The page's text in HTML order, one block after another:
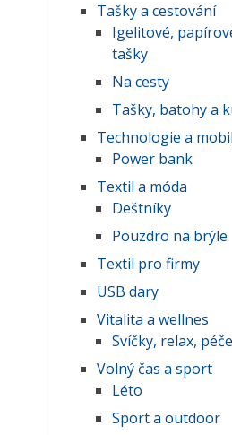
Tašky a cestování
Igelitové,
tašky
Na cesty
Tašky, batohy a
Technologie a
Power bank
Textil a móda
Deštníky
Pouzdro na brýle
Textil pro firmy
USB dary
Vitalita a wellnes
Svíčky, relax,
Volný čas a sport
Léto
Sport a outdoor